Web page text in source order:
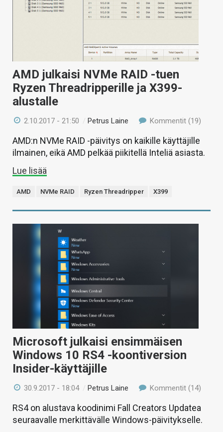
AMD julkaisi NVMe RAID -tuen
Ryzen Threadripperille ja X399-
alustalle
2.10.2017 - 21:50 /Petrus Laine Kommentit (19)
AMD:n NVMe RAID -päivitys on kaikille käyttäjille
ilmainen, eikä AMD pelkää piikitellä Inteliä asiasta.
Lue lisää
AMD NVMe RAID Ryzen Threadripper X399
Microsoft julkaisi ensimmäisen
Windows 10 RS4 -koontiversion
Insider-käyttäjille
30.9.2017 - 18:04 / Petrus Laine Kommentit (14)
RS4 on alustava koodinimi Fall Creators Updatea
seuraavalle merkittävälle Windows-päivitykselle.